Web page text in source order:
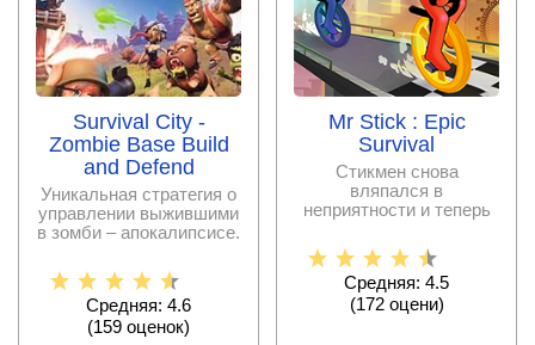
Survival City -
Zombie Base Build
and Defend
Уникальная стратегия о
управлении выжившими
в зомби – апокалипсисе.
Средняя: 4.6
(159 оценок)
Mr Stick : Epic
Survival
Стикмен снова
вляпался в
неприятности и теперь
гонятся
Средняя: 4.5
(172оцени)